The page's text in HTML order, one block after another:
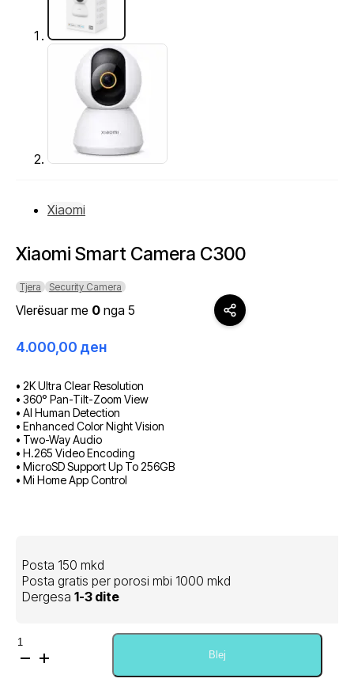
Xiaomi
Xiaomi Smart Camera C300
Tjera Security Camera
Vlerësuar me 0 nga 5
4.000,00 ден
• 2K Ultra Clear Resolution
• 360° Pan-Tilt-Zoom View
• AI Human Detection
• Enhanced Color Night Vision
• Two-Way Audio
• H.265 Video Encoding
• MicroSD Support Up To 256GB
• Mi Home App Control
Posta 150 mkd
Posta gratis per porosi mbi 1000 mkd
Dergesa 1-3 dite
Sasi
Xiaomi
Blej